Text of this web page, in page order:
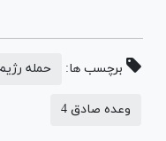
برچسب ها: حمله
وعده صادق 4